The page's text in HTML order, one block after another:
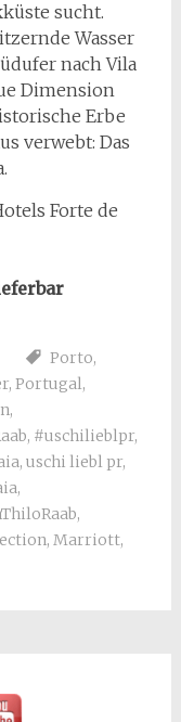
sucht.
Wasser
nach Vila
Dimension
Erbe
verwebt: Das
Forte de
Porto,
, Portugal,
,
, #uschilieblpr,
, uschi liebl pr,
,
,
, Marriott,